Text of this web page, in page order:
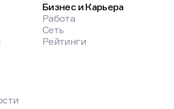
Бизнес и Карьера
Работа
Сеть
Рейтинги